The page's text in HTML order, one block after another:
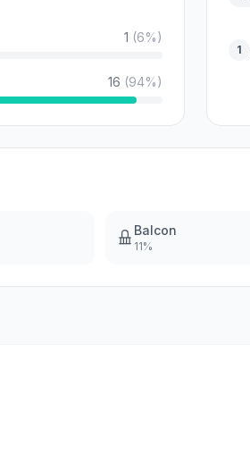
1 (6%)
16 (94%)
1
Balcon
11%